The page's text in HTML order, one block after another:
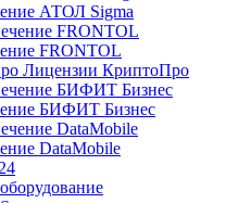
АТОЛ Sigma
FRONTOL
Лицензии КриптоПро
БИФИТ Бизнес
DataMobile